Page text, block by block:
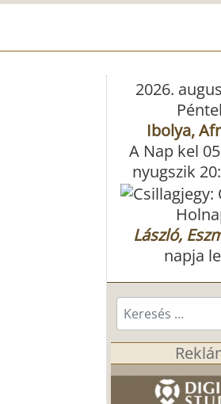
2026.
Ibolya,
A Nap kel
nyugszik
László,
napja
Keresés...